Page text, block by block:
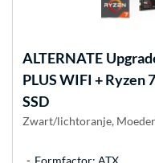
ALTERNATE
PLUS WIFI + Ryzen
SSD
Zwart/lichtoranje,